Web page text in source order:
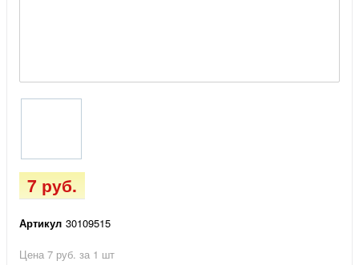
7 руб.
Артикул 30109515
Цена 7 руб. за 1 шт